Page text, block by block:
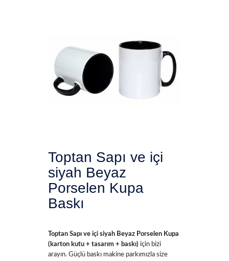
Toptan Sapı ve içi
siyah Beyaz
Porselen Kupa
Baskı
Toptan Sapı ve içi siyah Beyaz Porselen Kupa
(karton kutu + tasarım + baskı) için bizi
arayın. Güçlü baskı makine parkımızla size